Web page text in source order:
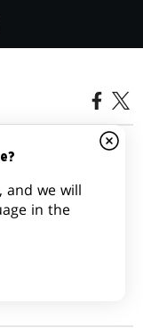
드 이
and we will
in the